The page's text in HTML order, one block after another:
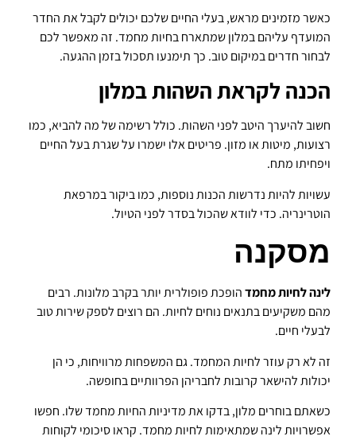
כאשר מזמינים מראש, בעלי החיים שלכם יכולים לקבל את החדר
המועדף עליהם במלון שמתארח בחיות מחמד. זה מאפשר לכם
לבחור חדרים במיקום טוב. כך תימנעו תסכול בזמן ההגעה.
הכנה לקראת השהות במלון
חשוב להיערך היטב לפני השהות. כולל רשימה של מה להביא, כמו
רצועות, מיטות או מזון. פריטים אלו ישמרו על שגרת בעל החיים
ויפחיתו מתח.
עשויות להיות נדרשות הכנות נוספות, כמו ביקור במרפאת
הוטרינריה. כדי לוודא שהכול בסדר לפני הטיול.
מסקנה
לינה לחיות מחמדהופכת פופולרית יותר בקרב מלונות. רבים
מהם משקיעים בתנאים נוחים לחיות. הם רוצים לספק שירות טוב
לבעלי חיים.
זה לא רק עוזר לחיות המחמד. גם המשפחות מרוויחות, כי הן
יכולות להישאר קרובות לחבריהן הפרוותיים בחופשה.
כשאתם בוחרים מלון, בדקו את מדיניות החיות מחמד שלו. חפשו
אפשרויות לינה שמתאימות לחיות מחמד. קראו סיכומי לקוחות